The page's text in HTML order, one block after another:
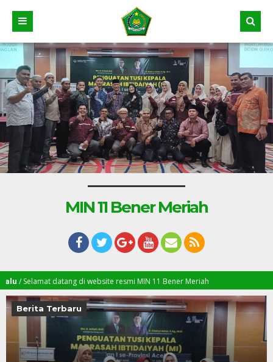
MIN 11 Bener Meriah
datang di website resmi MIN 11 Bener Meriah
Berita Terbaru